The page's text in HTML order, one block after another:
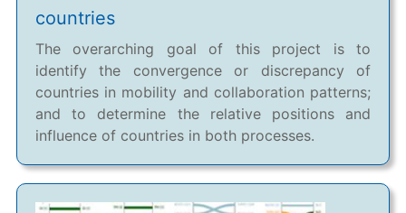
countries
The overarching goal of this project is to
identify the convergence or discrepancy of
countries in mobility and collaboration patterns;
and to determine the relative positions and
influence of countries in both processes.